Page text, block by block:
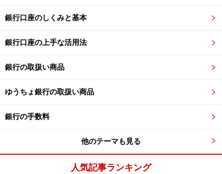
（2）手数料が免除となる条件は？
が無料になるというサービスを提供しています。どのよ
うな要件を満たせばよいのかを調べてみましょう。ホー
ムページには詳細が書かれていない場合もあります。そ
の時は窓口で聞いてみましょう。
私が使っている地方銀行の要件には次のようなものがあ
（前提）銀行のキャッシュカードとクレジットカード一
体型のカードを作る
銀行口座のしくみと基本
銀行口座の上手な活用法
銀行の取扱い商品
ゆうちょ銀行の取扱い商品
銀行の手数料
他のテーマも見る
人気記事ランキング